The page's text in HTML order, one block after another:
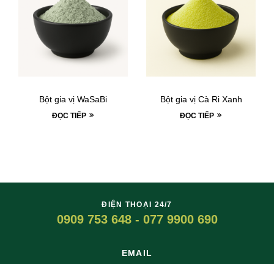
Bột gia vị WaSaBi
ĐỌC TIẾP
Bột gia vị Cà Ri Xanh
ĐỌC TIẾP
ĐIỆN THOẠI 24/7
0909 753 648 - 077 9900 690
EMAIL